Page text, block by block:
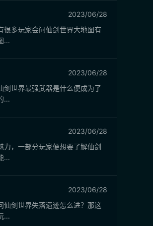
2023/06/28
多玩家会问仙剑世界大地图有
...
2023/06/28
世界最强武器是什么便成为了
...
2023/06/28
，一部分玩家便想要了解仙剑
...
2023/06/28
仙剑世界失落遗迹怎么进？那这
...